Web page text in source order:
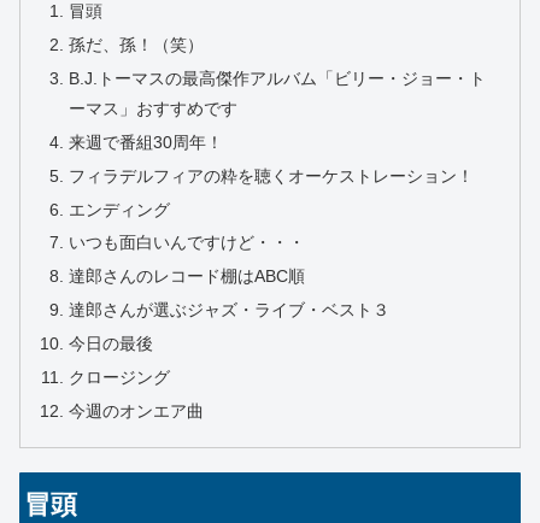
冒頭
孫だ、孫！（笑）
B.J.トーマスの最高傑作アルバム「ビリー・ジョー・ト
ーマス」おすすめです
来週で番組30周年！
フィラデルフィアの粋を聴くオーケストレーション！
エンディング
いつも面白いんですけど・・・
達郎さんのレコード棚はABC順
達郎さんが選ぶジャズ・ライブ・ベスト３
今日の最後
クロージング
今週のオンエア曲
冒頭